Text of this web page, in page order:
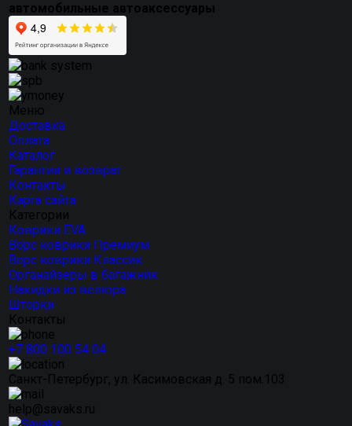
автомобильные автоаксессуары
Меню
Доставка
Оплата
Каталог
Гарантии и возврат
Контакты
Карта сайта
Категории
Коврики EVA
Ворс коврики Премиум
Ворс коврики Классик
Органайзеры в багажник
Накидки из велюра
Шторки
Контакты
+7 800 100 54 04
Санкт-Петербург, ул. Касимовская д. 5 пом.103
help@savaks.ru